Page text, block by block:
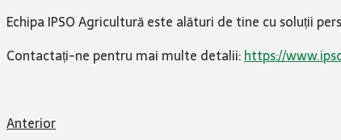
Echipa IPSO Agricultură este alături de tine cu soluții
Contactați-ne pentru mai multe detalii:https://
Anterior